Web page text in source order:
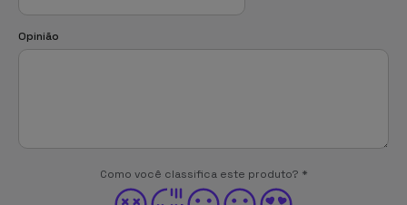
Opinião
Como você classifica este produto? *